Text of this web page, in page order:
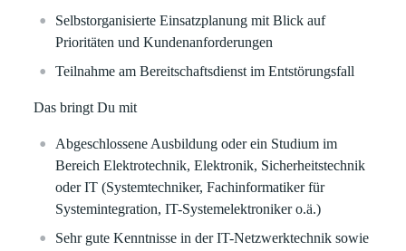
Selbstorganisierte Einsatzplanung mit Blick auf
Prioritäten und Kundenanforderungen
Teilnahme am Bereitschaftsdienst im Entstörungsfall
Das bringt Du mit
Abgeschlossene Ausbildung oder ein Studium im
Bereich Elektrotechnik, Elektronik, Sicherheitstechnik
oder IT (Systemtechniker, Fachinformatiker für
Systemintegration, IT-Systemelektroniker o.ä.)
Sehr gute Kenntnisse in der IT-Netzwerktechnik sowie